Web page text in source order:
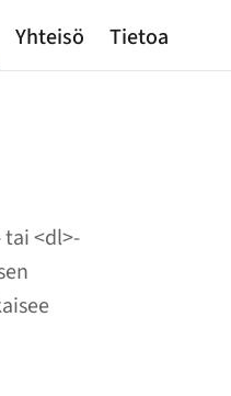
Yhteisö Tietoa
<dl>-